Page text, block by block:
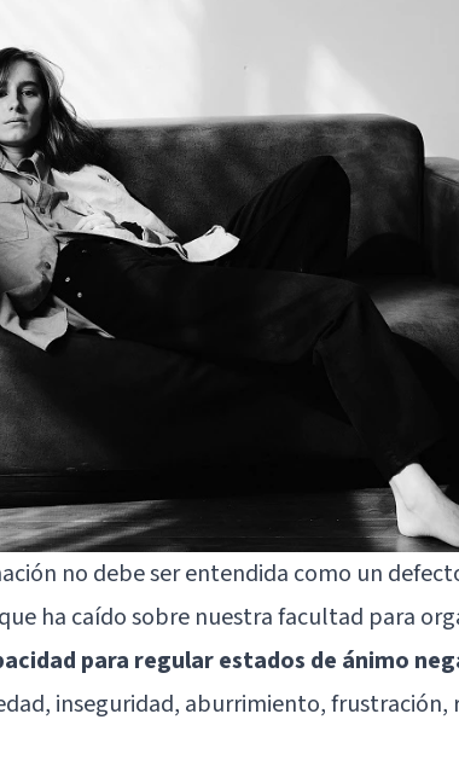
no debe ser entendida como un
ha caído sobre nuestra facultad para
para regular estados de ánimo
, inseguridad, aburrimiento, frustración,